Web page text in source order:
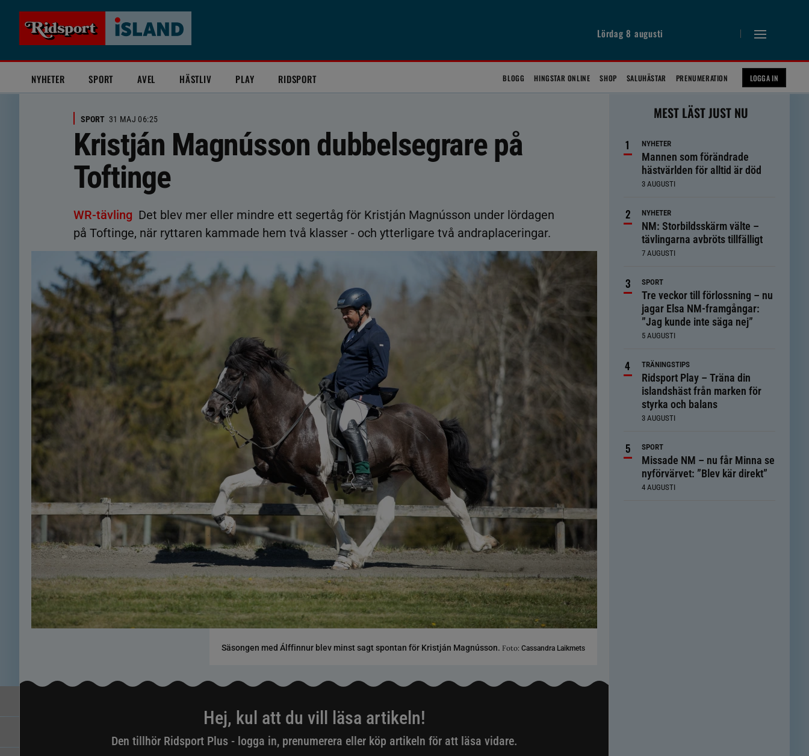
Lördag 8 augusti
NYHETER SPORT AVEL HÄSTLIV PLAY RIDSPORT BLOGG HINGSTAR ONLINE SHOP SALUHÄSTAR PRENUMERATION LOGGA IN
SPORT 31 MAJ 06:25
Kristján Magnússon dubbelsegrare på
Toftinge
WR-tävling Det blev mer eller mindre ett segertåg för Kristján Magnússon under lördagen
på Toftinge, när ryttaren kammade hem två klasser - och ytterligare två andraplaceringar.
Säsongen med Álffinnur blev minst sagt spontan för Kristján Magnússon. Foto: Cassandra Laikmets
Hej, kul att du vill läsa artikeln!
Den tillhör Ridsport Plus - logga in, prenumerera eller köp artikeln för att läsa vidare.
MEST LÄST JUST NU
NYHETER
Mannen som förändrade
hästvärlden för alltid är död
3 AUGUSTI
NYHETER
NM: Storbildsskärm välte –
tävlingarna avbröts tillfälligt
7 AUGUSTI
SPORT
Tre veckor till förlossning – nu
jagar Elsa NM-framgångar:
”Jag kunde inte säga nej”
5 AUGUSTI
TRÄNINGSTIPS
Ridsport Play – Träna din
islandshäst från marken för
styrka och balans
3 AUGUSTI
SPORT
Missade NM – nu får Minna se
nyförvärvet: ”Blev kär direkt”
4 AUGUSTI